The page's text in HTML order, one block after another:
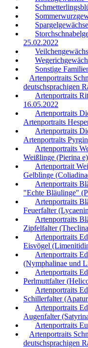
25.02.2022
Sonstige
Artenportraits
deutschsprachigen
Artenportraits
16.05.2022
Artenportraits
Artenportraits
Artenportraits
Artenportraits
Artenportraits
Weißlinge (Pierina
Artenportrait
Gelblinge
Artenportraits
"Echte Bläulinge"
Artenportraits
Feuerfalter
Artenportraits
Zipfelfalter
Artenportraits
Eisvögel
Artenportraits
(Nymphalinae und
Artenportraits
Perlmuttfalter
Artenportraits
Schillerfalter
Artenportraits
Augenfalter
Artenportraits
Artenportraits
deutschsprachigen